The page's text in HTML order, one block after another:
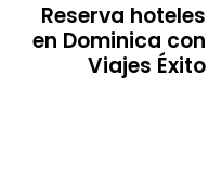
Reserva hoteles
en Dominica con
Viajes Éxito